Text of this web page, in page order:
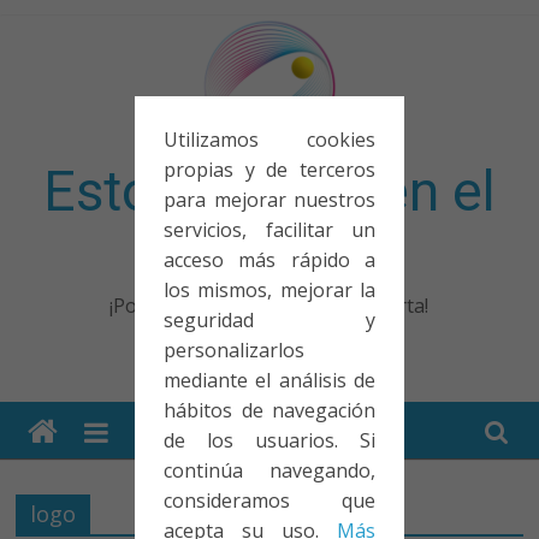
Utilizamos cookies
propias y de terceros
para mejorar nuestros
servicios, facilitar un
acceso más rápido a
los mismos, mejorar la
seguridad y
personalizarlos
mediante el análisis de
hábitos de navegación
de los usuarios. Si
continúa navegando,
consideramos que
acepta su uso. Más
Esto no entra en el
examen
¡Porque no solo el examen importa!
logo